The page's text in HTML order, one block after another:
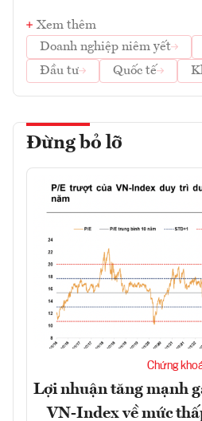
Xem thêm
Doanh nghiệp niêm yết
Đầu tư
Quốc tế
Đừng bỏ lỡ
Chứng
Lợi nhuận tăng mạnh
VN-Index về mức